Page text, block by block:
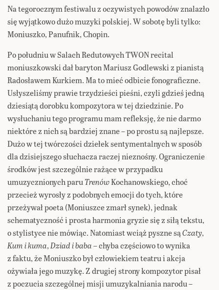
Na tegorocznym festiwalu z oczywistych powodów znalazło
się wyjątkowo dużo muzyki polskiej. W sobotę byli tylko:
Moniuszko, Panufnik, Chopin.
Po południu w Salach Redutowych TWON recital
moniuszkowski dał baryton Mariusz Godlewski z pianistą
Radosławem Kurkiem. Ma to mieć odbicie fonograficzne.
Usłyszeliśmy prawie trzydzieści pieśni, czyli gdzieś jedną
dziesiątą dorobku kompozytora w tej dziedzinie. Po
wysłuchaniu tego programu mam refleksję, że nie darmo
niektóre z nich są bardziej znane – po prostu są najlepsze.
Dużo w tej twórczości dziełek sentymentalnych w sposób
dla dzisiejszego słuchacza raczej nieznośny. Ograniczenie
środków jest szczególnie rażące w przypadku
umuzycznionych paruTrenówKochanowskiego, choć
przecież wyrosły z podobnych emocji do tych, które
przeżywał poeta (Moniuszce zmarł synek), jednak
schematyczność i prosta harmonia gryzie się z siłą tekstu,
o stylistyce nie mówiąc. Natomiast wciąż pyszne sąCzaty,
Kum i kuma,Dziad i baba– chyba częściowo to wynika
z faktu, że Moniuszko był człowiekiem teatru i akcja
ożywiała jego muzykę. Z drugiej strony kompozytor pisał
z poczucia szczególnej misji umuzykalniania narodu –